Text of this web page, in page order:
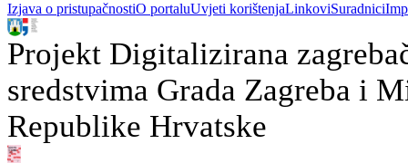
Izjava o pristupačnostiO portaluUvjeti korištenjaLinkoviSuradnici
Projekt Digitalizirana
sredstvima Grada Zagreba i
Republike Hrvatske